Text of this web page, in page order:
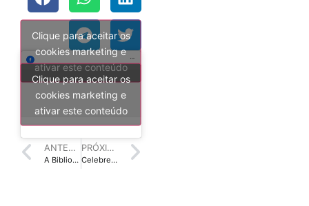
Clique para aceitar os
cookies marketing e
ativar este conteúdo
Clique para aceitar os
cookies marketing e
ativar este conteúdo
ANTERIOR
A Biblioteca e a BNCC: 12 Motivos que geram maior engajamento dos estudantes à Biblioteca Escolar
PRÓXIMO
Celebre o Mês Internacional da Biblioteca Escolar em 2023!